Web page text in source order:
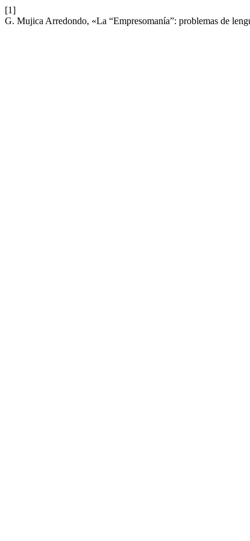
[1]
G. Mujica Arredondo, «La “Empresomanía”: problemas de